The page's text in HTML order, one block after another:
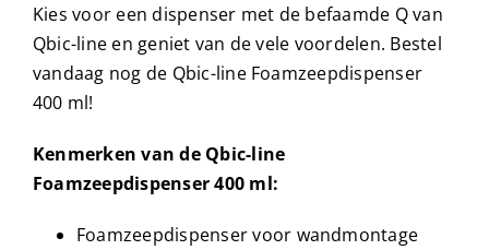
Kies voor een dispenser met de befaamde Q van
Qbic-line en geniet van de vele voordelen. Bestel
vandaag nog de Qbic-line Foamzeepdispenser
400 ml!
Kenmerken van de Qbic-line
Foamzeepdispenser 400 ml:
Foamzeepdispenser voor wandmontage